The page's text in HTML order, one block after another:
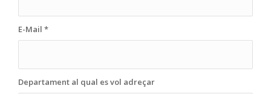
E-Mail *
Departament al qual es vol adreçar